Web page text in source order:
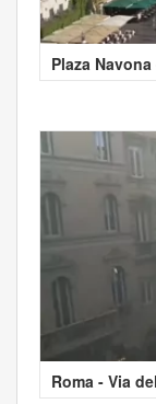
Plaza Navona
Roma - Via